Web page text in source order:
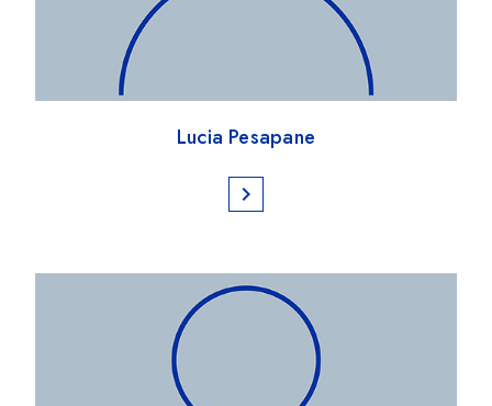
Lucia Pesapane
chevron_right